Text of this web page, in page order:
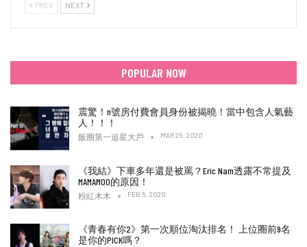
PREV NEXT
POPULAR NOW
震驚！n號房付費會員身份被揭曉！當中包含人氣藝
人！！！
飯圈第一追星大戶 MAR 25, 2020
《我結》下車多年還是被罵？Eric Nam透露不常提及
MAMAMOO的原因！
粉紅木木 FEB 5, 2020
《青春有你2》第一次順位淘汰排名！ 上位圈前9名
是你的PICK嗎？